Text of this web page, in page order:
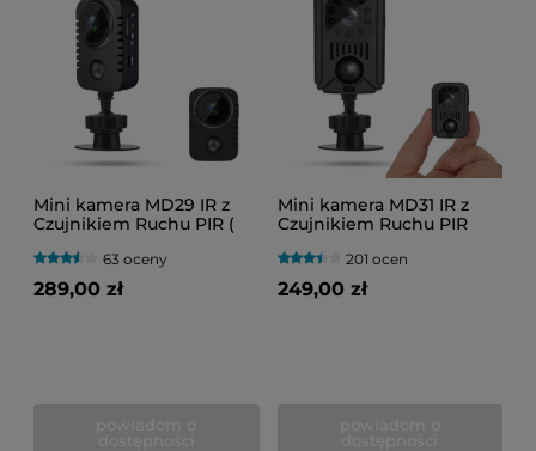
Mini kamera MD29 IR z
Czujnikiem Ruchu PIR (
63 oceny
289,00 zł
Mini kamera MD31 IR z
Czujnikiem Ruchu PIR
201 ocen
249,00 zł